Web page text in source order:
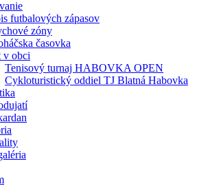
futbalových zápasov
zóny
časovka
v obci
Tenisový turnaj HABOVKA OPEN
Cykloturistický oddiel TJ Blatná Habovka